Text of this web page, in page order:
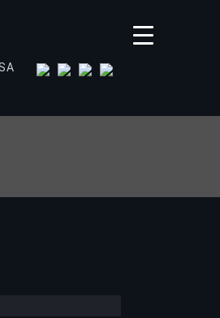
instagram
tiktokspotify